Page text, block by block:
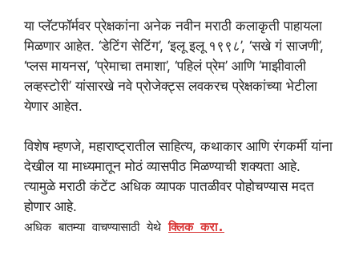
या प्लॅटफॉर्मवर प्रेक्षकांना अनेक नवीन मराठी कलाकृती पाहायला
मिळणार आहेत. ‘डेटिंग सेटिंग’, ‘इलू इलू १९९८’, ‘सखे गं साजणी’,
‘प्लस मायनस’, ‘प्रेमाचा तमाशा’, ‘पहिलं प्रेम’ आणि ‘माझीवाली
लव्हस्टोरी’ यांसारखे नवे प्रोजेक्ट्स लवकरच प्रेक्षकांच्या भेटीला
येणार आहेत.
विशेष म्हणजे, महाराष्ट्रातील साहित्य, कथाकार आणि रंगकर्मी यांना
देखील या माध्यमातून मोठं व्यासपीठ मिळण्याची शक्यता आहे.
त्यामुळे मराठी कंटेंट अधिक व्यापक पातळीवर पोहोचण्यास मदत
होणार आहे.
अधिक बातम्या वाचण्यासाठी येथेक्लिक करा.